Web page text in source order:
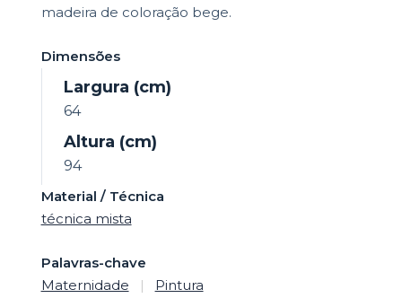
madeira de coloração bege.
Dimensões
Largura (cm)
64
Altura (cm)
94
Material / Técnica
técnica mista
Palavras-chave
Maternidade
| Pintura